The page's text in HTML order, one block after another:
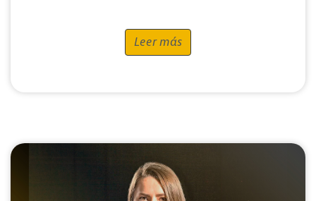
Leer más